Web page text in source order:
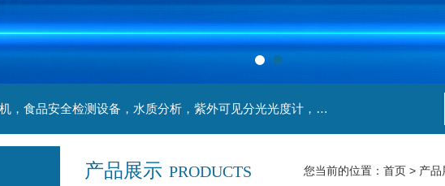
主营产品：实验室检测设备，离心机，食品安全检测设备，水质分析，紫外可见分光光度计，液氮罐，万分之一天平，离心机生物实验室工程，移液器
产品展示 PRODUCTS 您当前的位置： 首页 > 产品